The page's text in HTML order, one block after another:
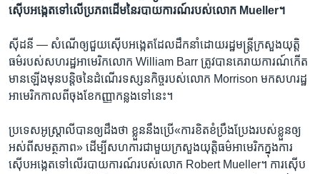
ស៊ើប​អង្កេត​ទៅ​លើ​ប្រភព​ដើម​នៃ​របាយការណ៍​របស់​លោក​ Mueller។
ស៊ីដនី — សំណើ​ឲ្យ​ជួយ​ស៊ើប​អង្កេត​ដែល​ដឹកនាំ​ដោយ​រដ្ឋមន្រ្តី​ក្រសួង​យុត្តិ
ធម៌​របស់​សហរដ្ឋអាមេរិក​លោក ​William Barr​ ត្រូវ​បាន​គេ​រាយការណ៍​កើត​
មាន​ឡើង​មុន​បន្តិច​នៃ​ដំណើរ​ទស្សនកិច្ច​របស់​លោក ​Morrison​ មក​សហរដ្ឋ​
អាមេរិក​កាលពី​ចុង​ខែ​កញ្ញា​កន្លង​ទៅ​នេះ។
ប្រទេស​អូស្រ្តាលី​បាន​ឲ្យ​ដឹង​ថា​ ខ្លួន​នឹង​ប្រើ​«ការខិត​ខំ​ប្រឹង​ប្រែង​របស់​ខ្លួន​ឲ្យ​
អស់​ពី​សមត្ថភាព»​ ដើម្បី​សហការ​ជាមួយ​ក្រសួង​យុត្តិធម៌​អាមេរិក​ក្នុង​ការ​
ស៊ើប​អង្កេត​ទៅ​លើ​របាយការណ៍​របស់​លោក ​Robert Mueller។ ​ការស៊ើប